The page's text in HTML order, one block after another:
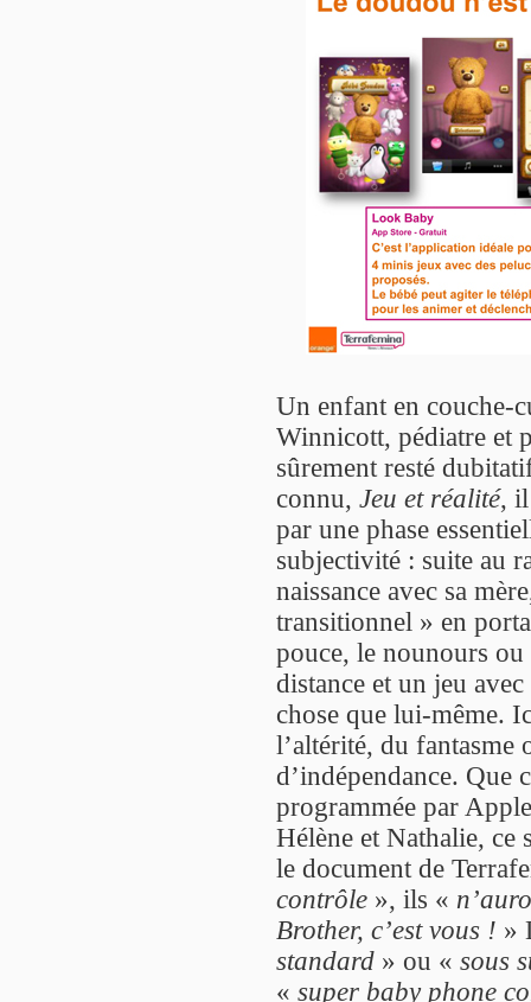
Un enfant en couche-
Winnicott, pédiatre et
sûrement resté
connu, Jeu et réalité, il
par une phase
subjectivité : suite au
naissance avec sa
transitionnel » en
pouce, le nounours
distance et un jeu
chose que lui-même.
l’altérité, du fantasme
d’indépendance. Que
programmée par
Hélène et Nathalie, ce
le document de
contrôle », ils «
Brother, c’est vous ! »
standard » ou « sous
« super baby phone